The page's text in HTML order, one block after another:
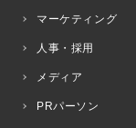
マーケティング
人事・採用
メディア
PRパーソン